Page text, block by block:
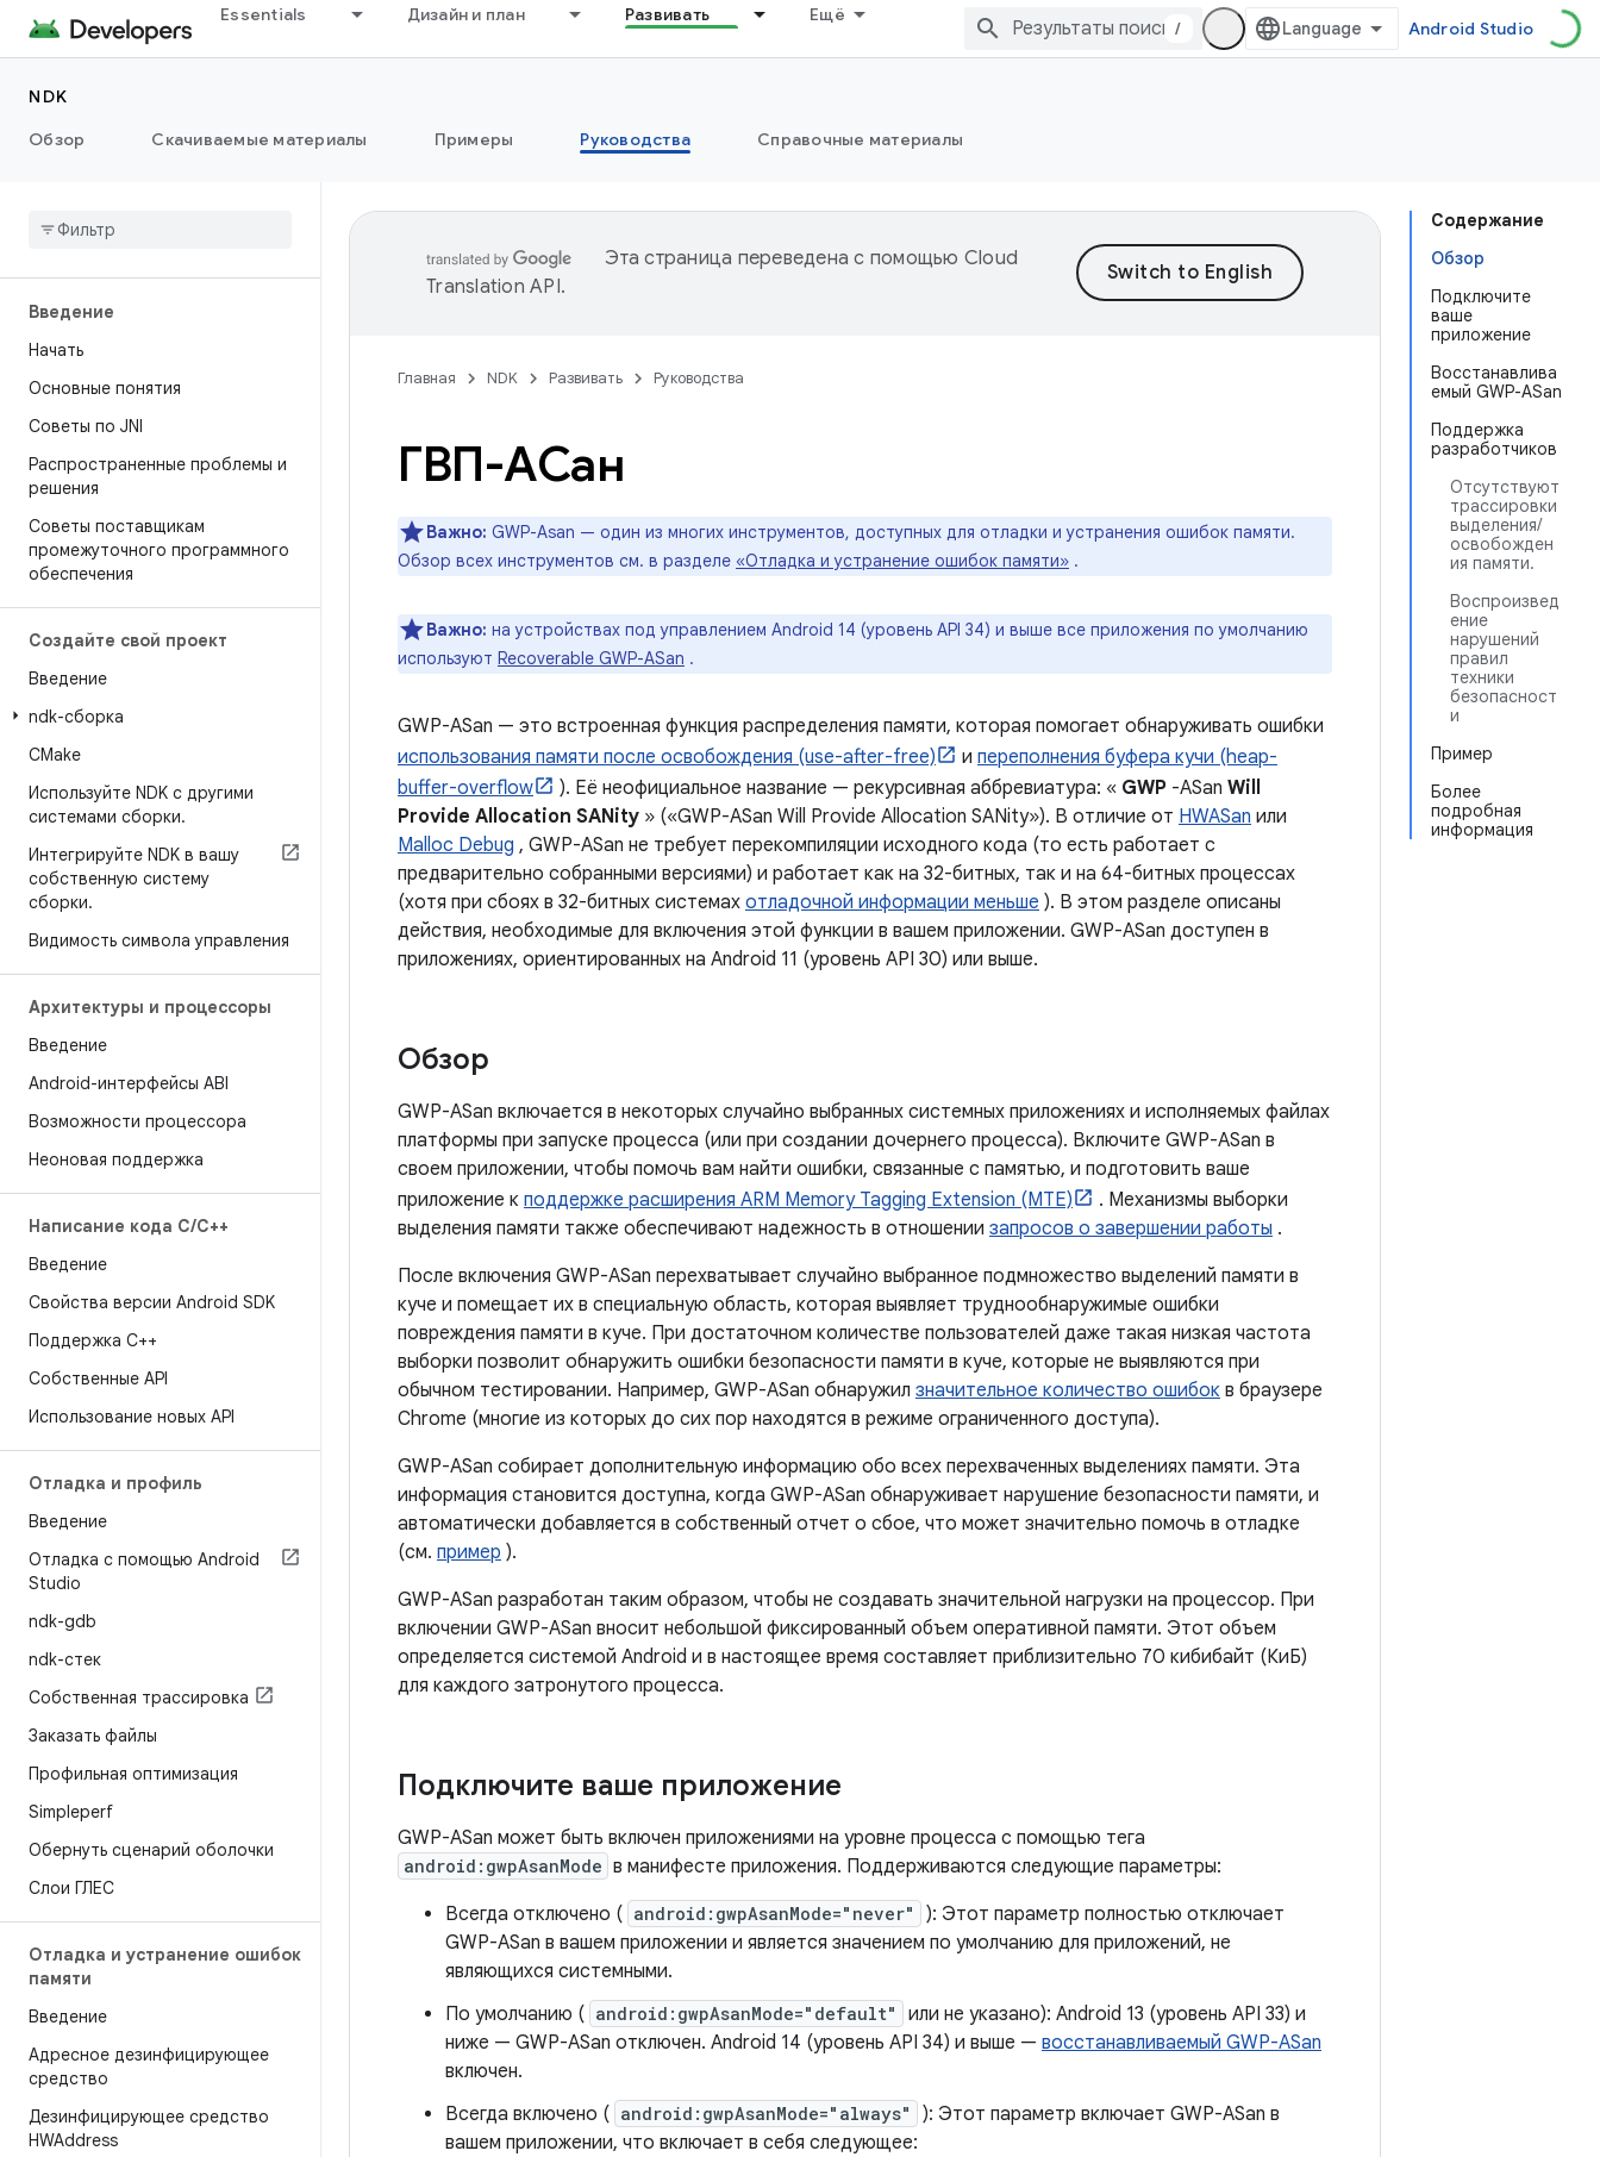
Essentials Дизайн и план Развивать Ещё
/ Android Studio
NDK
Обзор
Скачиваемые материалы Примеры Руководства Справочные материалы
Введение
Начать
Основные понятия
Советы по JNI
Распространенные проблемы и
решения
Советы поставщикам
промежуточного программного
обеспечения
Создайте свой проект
Введение
ndk-сборка
CMake
Используйте NDK с другими
системами сборки.
Интегрируйте NDK в вашу
собственную систему
сборки.
Видимость символа управления
Архитектуры и процессоры
Введение
Android-интерфейсы ABI
Возможности процессора
Неоновая поддержка
Написание кода C/C++
Введение
Свойства версии Android SDK
Поддержка С++
Собственные API
Использование новых API
Отладка и профиль
Введение
Отладка с помощью Android
Studio
ndk-gdb
ndk-стек
Собственная трассировка
Заказать файлы
Профильная оптимизация
Simpleperf
Обернуть сценарий оболочки
Слои ГЛЕС
Отладка и устранение ошибок
памяти
Введение
Адресное дезинфицирующее
средство
Дезинфицирующее средство
HWAddress
Содержание
Обзор
Подключите
ваше
приложение
Восстанавлива
емый GWP-ASan
Поддержка
разработчиков
Отсутствуют
трассировки
выделения/
освобожден
ия памяти.
Воспроизвед
ение
нарушений
правил
техники
безопасност
и
Пример
Более
подробная
информация
Эта страница переведена с помощью Cloud
Translation API.
Главная NDK Развивать Руководства
ГВП-АСан
Важно: GWP-Asan — один из многих инструментов, доступных для отладки и устранения ошибок памяти.
Обзор всех инструментов см. в разделе «Отладка и устранение ошибок памяти» .
Важно: на устройствах под управлением Android 14 (уровень API 34) и выше все приложения по умолчанию
используют Recoverable GWP-ASan .
GWP-ASan — это встроенная функция распределения памяти, которая помогает обнаруживать ошибки
использования памяти после освобождения (use-after-free)
и переполнения буфера кучи (heap-
buffer-overflow
). Её неофициальное название — рекурсивная аббревиатура: « GWP -ASan Will
Provide Allocation SANity » («GWP-ASan Will Provide Allocation SANity»). В отличие от HWASan или
Malloc Debug , GWP-ASan не требует перекомпиляции исходного кода (то есть работает с
предварительно собранными версиями) и работает как на 32-битных, так и на 64-битных процессах
(хотя при сбоях в 32-битных системах отладочной информации меньше ). В этом разделе описаны
действия, необходимые для включения этой функции в вашем приложении. GWP-ASan доступен в
приложениях, ориентированных на Android 11 (уровень API 30) или выше.
Обзор
GWP-ASan включается в некоторых случайно выбранных системных приложениях и исполняемых файлах
платформы при запуске процесса (или при создании дочернего процесса). Включите GWP-ASan в
своем приложении, чтобы помочь вам найти ошибки, связанные с памятью, и подготовить ваше
приложение к поддержке расширения ARM Memory Tagging Extension (MTE)
. Механизмы выборки
выделения памяти также обеспечивают надежность в отношении запросов о завершении работы .
После включения GWP-ASan перехватывает случайно выбранное подмножество выделений памяти в
куче и помещает их в специальную область, которая выявляет труднообнаружимые ошибки
повреждения памяти в куче. При достаточном количестве пользователей даже такая низкая частота
выборки позволит обнаружить ошибки безопасности памяти в куче, которые не выявляются при
обычном тестировании. Например, GWP-ASan обнаружил значительное количество ошибок в браузере
Chrome (многие из которых до сих пор находятся в режиме ограниченного доступа).
GWP-ASan собирает дополнительную информацию обо всех перехваченных выделениях памяти. Эта
информация становится доступна, когда GWP-ASan обнаруживает нарушение безопасности памяти, и
автоматически добавляется в собственный отчет о сбое, что может значительно помочь в отладке
(см. пример ).
GWP-ASan разработан таким образом, чтобы не создавать значительной нагрузки на процессор. При
включении GWP-ASan вносит небольшой фиксированный объем оперативной памяти. Этот объем
определяется системой Android и в настоящее время составляет приблизительно 70 кибибайт (КиБ)
для каждого затронутого процесса.
Подключите ваше приложение
GWP-ASan может быть включен приложениями на уровне процесса с помощью тега
android:gwpAsanMode в манифесте приложения. Поддерживаются следующие параметры:
Всегда отключено ( android:gwpAsanMode="never"
): Этот параметр полностью отключает
GWP-ASan в вашем приложении и является значением по умолчанию для приложений, не
являющихся системными.
По умолчанию ( android:gwpAsanMode="default"
или не указано): Android 13 (уровень API 33) и
ниже — GWP-ASan отключен. Android 14 (уровень API 34) и выше — восстанавливаемый GWP-ASan
включен.
Всегда включено ( android:gwpAsanMode="always"
): Этот параметр включает GWP-ASan в
вашем приложении, что включает в себя следующее: